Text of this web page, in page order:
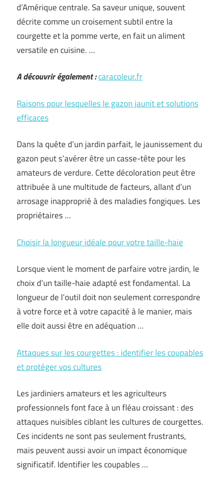
d’Amérique centrale. Sa saveur unique, souvent
décrite comme un croisement subtil entre la
courgette et la pomme verte, en fait un aliment
versatile en cuisine. …
A découvrir également :caracoleur.fr
Raisons pour lesquelles le gazon jaunit et solutions
efficaces
Dans la quête d’un jardin parfait, le jaunissement du
gazon peut s’avérer être un casse-tête pour les
amateurs de verdure. Cette décoloration peut être
attribuée à une multitude de facteurs, allant d’un
arrosage inapproprié à des maladies fongiques. Les
propriétaires …
Choisir la longueur idéale pour votre taille-haie
Lorsque vient le moment de parfaire votre jardin, le
choix d’un taille-haie adapté est fondamental. La
longueur de l’outil doit non seulement correspondre
à votre force et à votre capacité à le manier, mais
elle doit aussi être en adéquation …
Attaques sur les courgettes : identifier les coupables
et protéger vos cultures
Les jardiniers amateurs et les agriculteurs
professionnels font face à un fléau croissant : des
attaques nuisibles ciblant les cultures de courgettes.
Ces incidents ne sont pas seulement frustrants,
mais peuvent aussi avoir un impact économique
significatif. Identifier les coupables …